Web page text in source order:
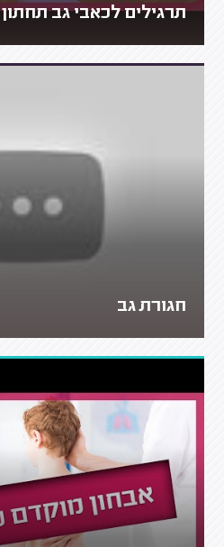
תרגילים לכאבי גב תחתון
חגורת גב